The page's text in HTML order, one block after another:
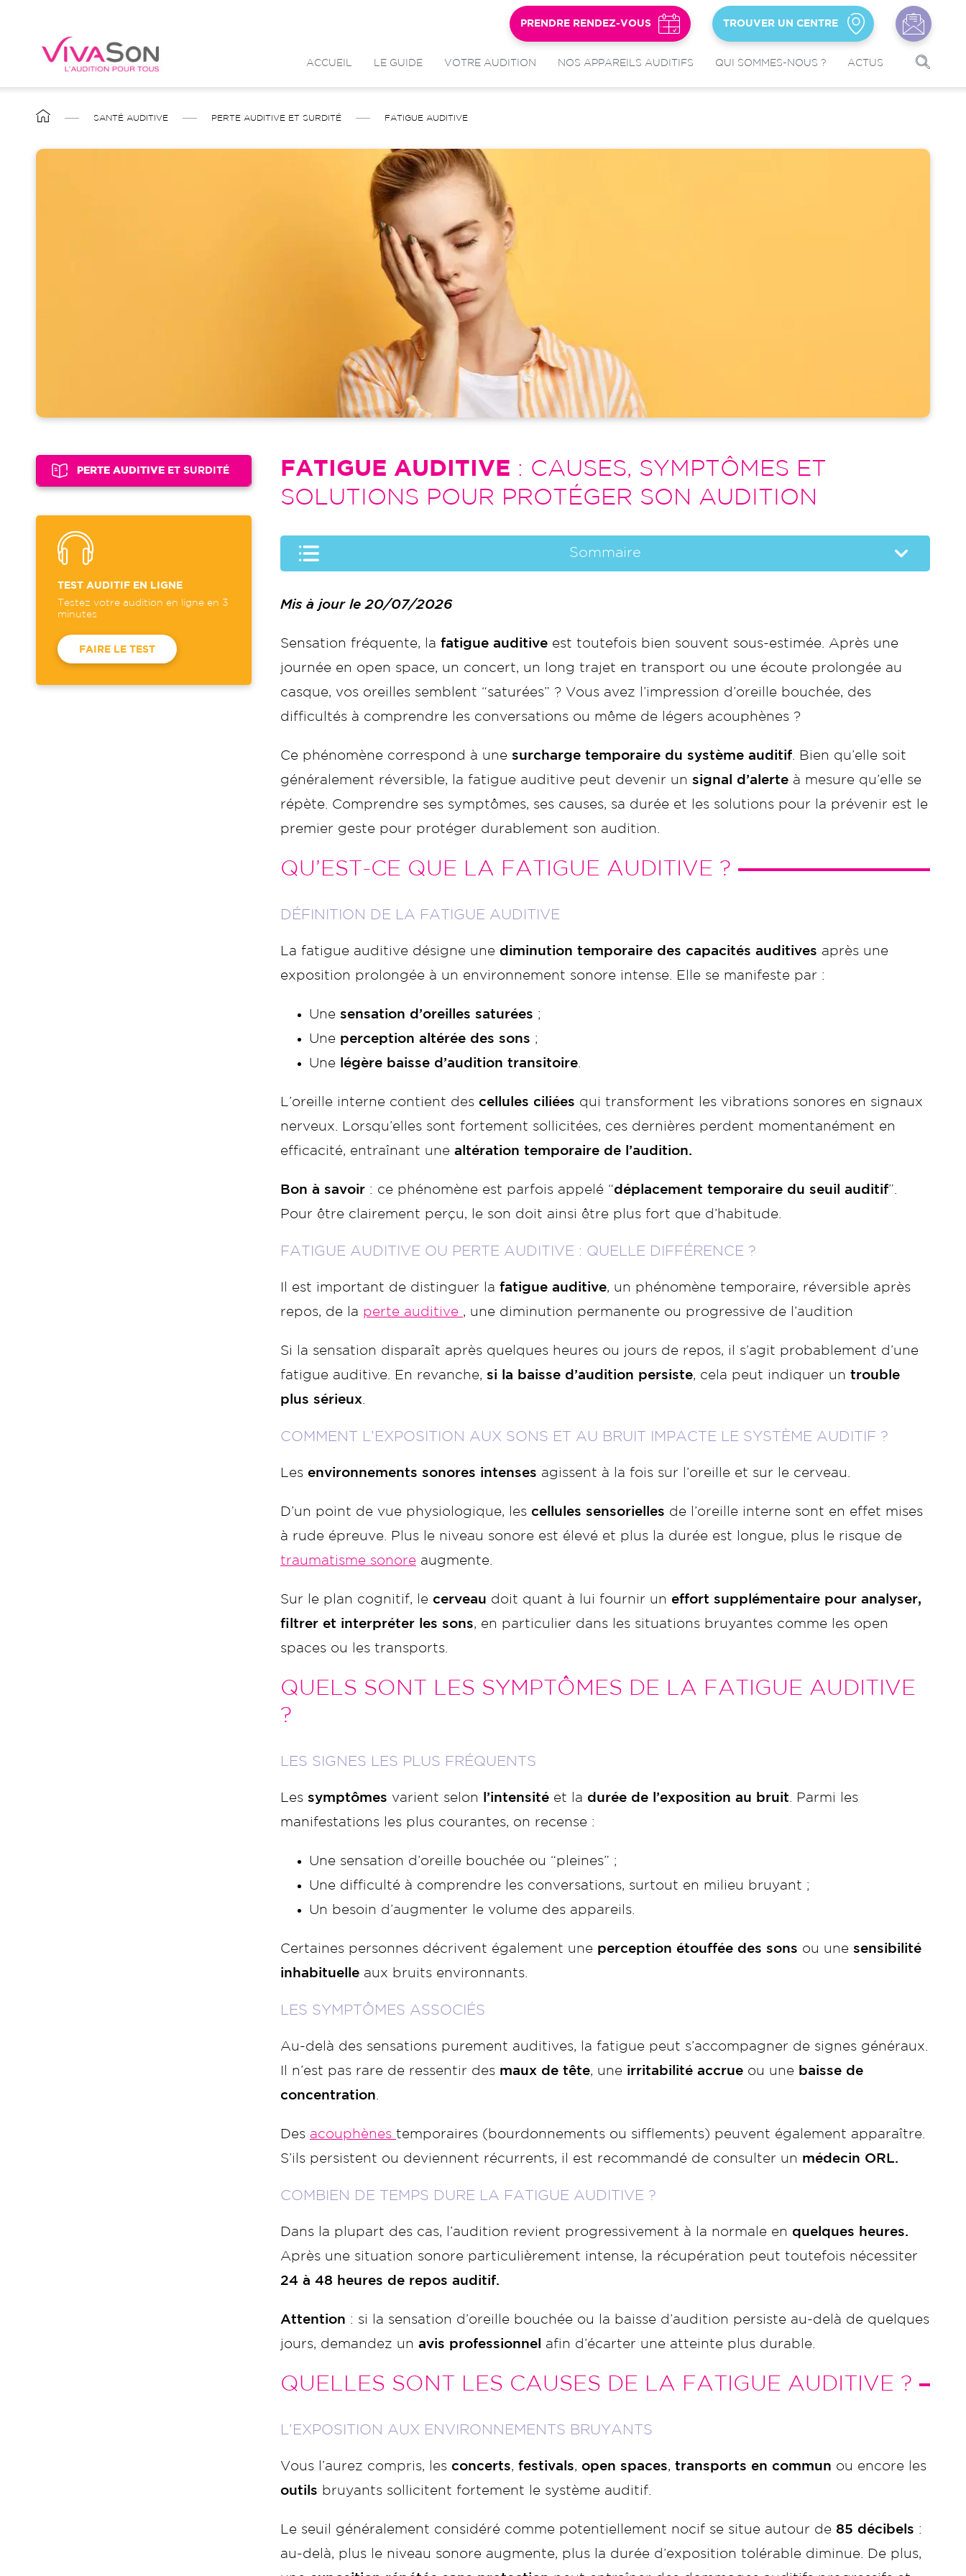
contenu
ACCUEIL LE GUIDE VOTRE AUDITION NOS APPAREILS AUDITIFS QUI SOMMES-NOUS ? ACTUS
PRENDRE RENDEZ-VOUS TROUVER UN CENTRE
FIL
SANTÉ AUDITIVE PERTE AUDITIVE ET SURDITÉ FATIGUE AUDITIVE
PERTE AUDITIVE ET SURDITÉ
TEST AUDITIF EN LIGNE
Testez votre audition en ligne en 3
minutes
FAIRE LE TEST
FATIGUE AUDITIVE : CAUSES, SYMPTÔMES ET
SOLUTIONS POUR PROTÉGER SON AUDITION
Sommaire
Mis à jour le 20/07/2026
Sensation fréquente, la fatigue auditive est toutefois bien souvent sous-estimée. Après une
journée en open space, un concert, un long trajet en transport ou une écoute prolongée au
casque, vos oreilles semblent “saturées” ? Vous avez l’impression d’oreille bouchée, des
difficultés à comprendre les conversations ou même de légers acouphènes ?
Ce phénomène correspond à une surcharge temporaire du système auditif . Bien qu’elle soit
généralement réversible, la fatigue auditive peut devenir un signal d’alerte à mesure qu’elle se
répète. Comprendre ses symptômes, ses causes, sa durée et les solutions pour la prévenir est le
premier geste pour protéger durablement son audition.
QU’EST-CE QUE LA FATIGUE AUDITIVE ?
DÉFINITION DE LA FATIGUE AUDITIVE
La fatigue auditive désigne une diminution temporaire des capacités auditives après une
exposition prolongée à un environnement sonore intense. Elle se manifeste par :
Une sensation d’oreilles saturées ;
Une perception altérée des sons ;
Une
légère baisse d’audition transitoire
L’oreille interne contient des cellules ciliées qui transforment les vibrations sonores en signaux
nerveux. Lorsqu’elles sont fortement sollicitées, ces dernières perdent momentanément en
efficacité, entraînant une altération temporaire de l’audition.
Bon à savoir : ce phénomène est parfois appelé “déplacement temporaire du seuil auditif”.
Pour être clairement perçu, le son doit ainsi être plus fort que d’habitude.
FATIGUE AUDITIVE OU PERTE AUDITIVE : QUELLE DIFFÉRENCE ?
Il est important de distinguer la fatigue auditive, un phénomène temporaire, réversible après
repos, de la perte auditive , une diminution permanente ou progressive de l’audition
Si la sensation disparaît après quelques heures ou jours de repos, il s’agit probablement d’une
fatigue auditive. En revanche, si la baisse d’audition persiste, cela peut indiquer un trouble
plus sérieux
COMMENT L’EXPOSITION AUX SONS ET AU BRUIT IMPACTE LE SYSTÈME AUDITIF ?
Les environnements sonores intenses agissent à la fois sur l’oreille et sur le cerveau.
D’un point de vue physiologique, les cellules sensorielles de l’oreille interne sont en effet mises
à rude épreuve. Plus le niveau sonore est élevé et plus la durée est longue, plus le risque de
traumatisme sonore augmente.
Sur le plan cognitif, le cerveau doit quant à lui fournir un effort supplémentaire pour analyser,
filtrer et interpréter les sons, en particulier dans les situations bruyantes comme les open
spaces ou les transports.
QUELS SONT LES SYMPTÔMES DE LA FATIGUE AUDITIVE
?
LES SIGNES LES PLUS FRÉQUENTS
Les symptômes varient selon l’intensité et la durée de l’exposition au bruit . Parmi les
manifestations les plus courantes, on recense :
Une sensation d’oreille bouchée ou “pleines” ;
Une difficulté à comprendre les conversations, surtout en milieu bruyant ;
Un besoin d’augmenter le volume des appareils.
Certaines personnes décrivent également une perception étouffée des sons ou une sensibilité
inhabituelle aux bruits environnants.
LES SYMPTÔMES ASSOCIÉS
Au-delà des sensations purement auditives, la fatigue peut s’accompagner de signes généraux.
Il n’est pas rare de ressentir des maux de tête, une irritabilité accrue ou une baisse de
concentration
Des acouphènes temporaires (bourdonnements ou sifflements) peuvent également apparaître.
S’ils persistent ou deviennent récurrents, il est recommandé de consulter un médecin ORL.
COMBIEN DE TEMPS DURE LA FATIGUE AUDITIVE ?
Dans la plupart des cas, l’audition revient progressivement à la normale en quelques heures.
Après une situation sonore particulièrement intense, la récupération peut toutefois nécessiter
24 à 48 heures de repos auditif.
Attention : si la sensation d’oreille bouchée ou la baisse d’audition persiste au-delà de quelques
jours, demandez un avis professionnel afin d’écarter une atteinte plus durable.
QUELLES SONT LES CAUSES DE LA FATIGUE AUDITIVE ?
L’EXPOSITION AUX ENVIRONNEMENTS BRUYANTS
Vous l’aurez compris, les concerts, festivals, open spaces, transports en commun ou encore les
outils bruyants sollicitent fortement le système auditif.
Le seuil généralement considéré comme potentiellement nocif se situe autour de 85 décibels :
au-delà, plus le niveau sonore augmente, plus la durée d’exposition tolérable diminue. De plus,